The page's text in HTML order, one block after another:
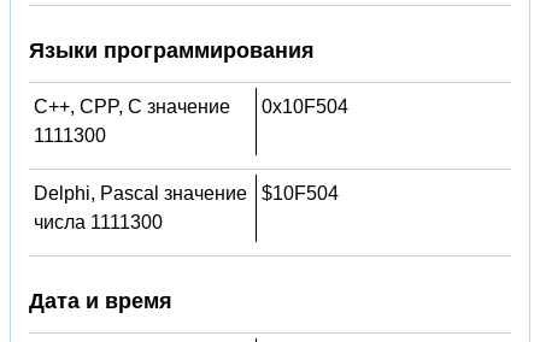
Языки программирования
C++, CPP, C значение
1111300
0x10F504
Delphi, Pascal значение
числа 1111300
$10F504
Дата и время